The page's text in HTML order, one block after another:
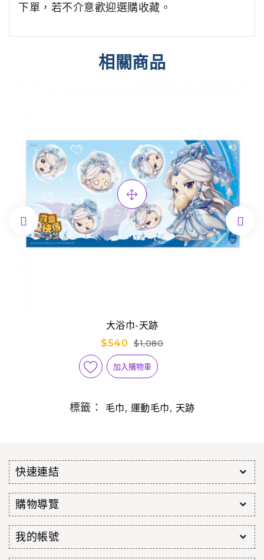
下單，若不介意歡迎選購收藏。
相關商品
大浴巾-天跡
$540
$1,080
加入購物車
 
標籤： 毛巾, 運動毛巾, 天跡
快速連結
購物導覽
我的帳號